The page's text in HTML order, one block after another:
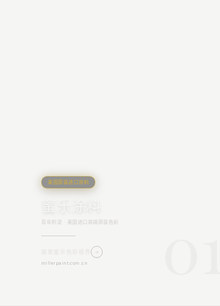
美国原装进口涂料
百年积淀 · 美国进口高端原装色彩
探索蜜乐色彩视界 →
millerpaint.com.cn